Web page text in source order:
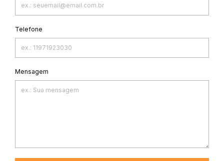
Telefone
Mensagem